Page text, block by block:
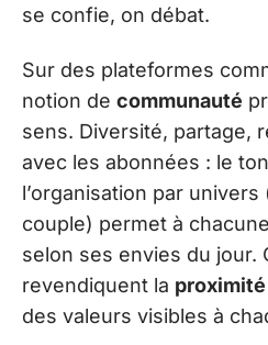
se confie, on débat.
Sur des plateformes
notion de communauté
sens. Diversité, partage,
avec les abonnées : le
l’organisation par
couple) permet à
selon ses envies du jour.
revendiquent la proximité
des valeurs visibles à